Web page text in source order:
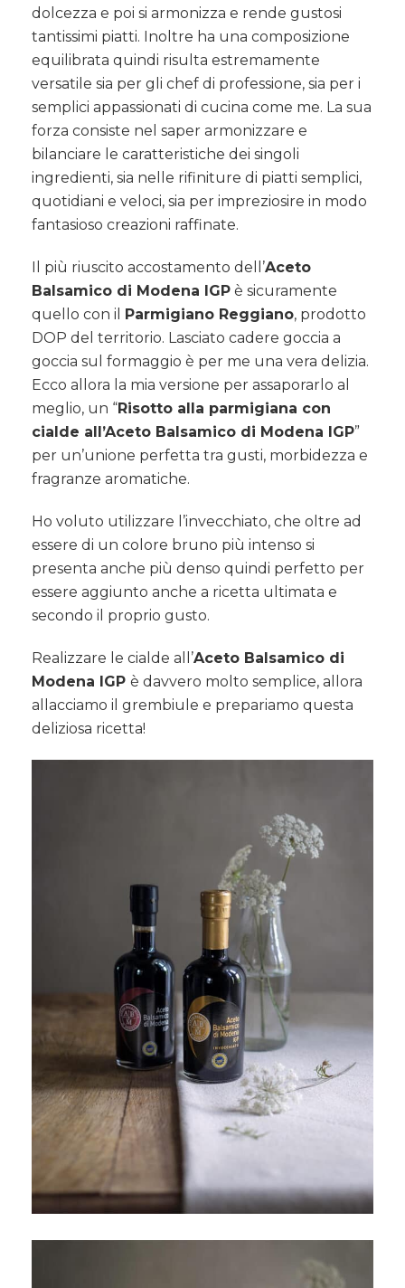
dolcezza e poi si armonizza e rende gustosi
tantissimi piatti. Inoltre ha una composizione
equilibrata quindi risulta estremamente
versatile sia per gli chef di professione, sia per i
semplici appassionati di cucina come me. La sua
forza consiste nel saper armonizzare e
bilanciare le caratteristiche dei singoli
ingredienti, sia nelle rifiniture di piatti semplici,
quotidiani e veloci, sia per impreziosire in modo
fantasioso creazioni raffinate.
Il più riuscito accostamento dell’Aceto
Balsamico di Modena IGP è sicuramente
quello con il
Parmigiano Reggiano, prodotto
DOP del territorio. Lasciato cadere goccia a
goccia sul formaggio è per me una vera delizia.
Ecco allora la mia versione per assaporarlo al
meglio, un “Risotto alla parmigiana con
cialde all’Aceto Balsamico di Modena IGP”
per un’unione perfetta tra gusti, morbidezza e
fragranze aromatiche.
Ho voluto utilizzare l’invecchiato, che oltre ad
essere di un colore bruno più intenso si
presenta anche più denso quindi perfetto per
essere aggiunto anche a ricetta ultimata e
secondo il proprio gusto.
Realizzare le cialde all’Aceto Balsamico di
Modena IGP è davvero molto semplice, allora
allacciamo il grembiule e prepariamo questa
deliziosa ricetta!